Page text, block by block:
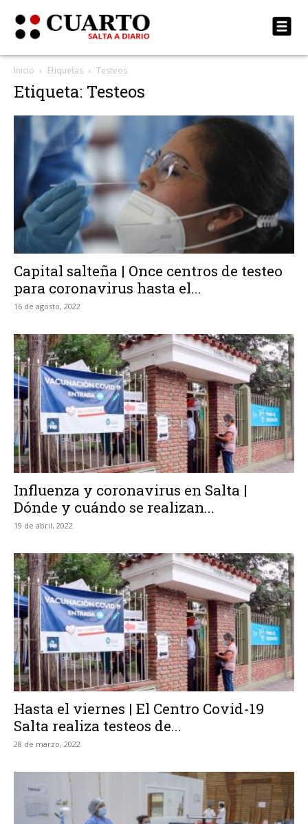
Inicio Etiquetas Testeos
Etiqueta: Testeos
Capital salteña | Once centros de testeo
para coronavirus hasta el...
16 de agosto, 2022
Influenza y coronavirus en Salta |
Dónde y cuándo se realizan...
19 de abril, 2022
Hasta el viernes | El Centro Covid-19
Salta realiza testeos de...
28 de marzo, 2022